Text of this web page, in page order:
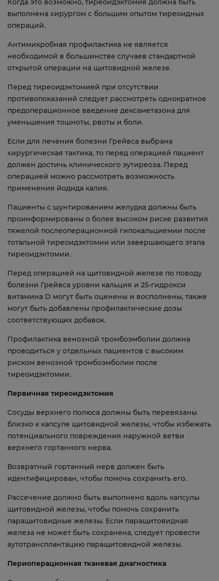
Когда это возможно, тиреоидэктомия должна быть
выполнена хирургом с большим опытом тиреоидных
операций.
Антимикробная профилактика не является
необходимой в большинстве случаев стандартной
открытой операции на щитовидной железе.
Перед тиреоидэктомией при отсутствии
противопоказаний следует рассмотреть однократное
предоперационное введение дексаметазона для
уменьшения тошноты, рвоты и боли.
Если для лечения болезни Грейвса выбрана
хирургическая тактика, то перед операцией пациент
должен достичь клинического эутиреоза. Перед
операцией можно рассмотреть возможность
применения йодида калия.
Пациенты с шунтированием желудка должны быть
проинформированы о более высоком риске развития
тяжелой послеоперационной гипокальциемии после
тотальной тиреоидэктомии или завершающего этапа
тиреоидэктомии.
Перед операцией на щитовидной железе по поводу
болезни Грейвса уровни кальция и 25-гидрокси
витамина D могут быть оценены и восполнены, также
могут быть добавлены профилактические дозы
соответствующих добавок.
Профилактика венозной тромбоэмболии должна
проводиться у отдельных пациентов с высоким
риском венозной тромбоэмболии после
тиреоидэктомии.
Первичная тиреоидэктомия
Сосуды верхнего полюса должны быть перевязаны
близко к капсуле щитовидной железы, чтобы избежать
потенциального повреждения наружной ветви
верхнего гортанного нерва.
Возвратный гортанный нерв должен быть
идентифицирован, чтобы помочь сохранить его.
Рассечение должно быть выполнено вдоль капсулы
щитовидной железы, чтобы помочь сохранить
паращитовидные железы. Если паращитовидная
железа не может быть сохранена, следует провести
аутотрансплантацию паращитовидной железы.
Периоперационная тканевая диагностика